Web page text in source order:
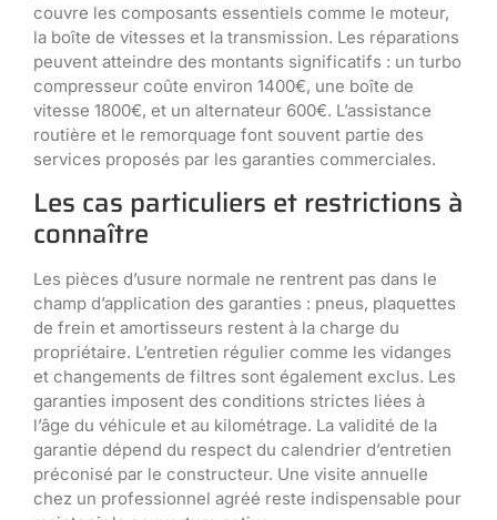
couvre les composants essentiels comme le moteur,
la boîte de vitesses et la transmission. Les réparations
peuvent atteindre des montants significatifs : un turbo
compresseur coûte environ 1400€, une boîte de
vitesse 1800€, et un alternateur 600€. L’assistance
routière et le remorquage font souvent partie des
services proposés par les garanties commerciales.
Les cas particuliers et restrictions à
connaître
Les pièces d’usure normale ne rentrent pas dans le
champ d’application des garanties : pneus, plaquettes
de frein et amortisseurs restent à la charge du
propriétaire. L’entretien régulier comme les vidanges
et changements de filtres sont également exclus. Les
garanties imposent des conditions strictes liées à
l’âge du véhicule et au kilométrage. La validité de la
garantie dépend du respect du calendrier d’entretien
préconisé par le constructeur. Une visite annuelle
chez un professionnel agréé reste indispensable pour